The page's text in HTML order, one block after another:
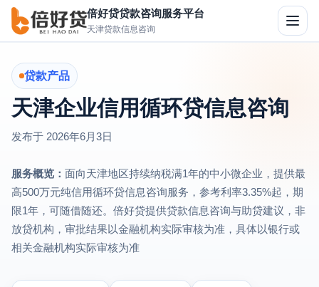
倍好贷贷款咨询服务平台
天津贷款信息咨询
切
换
贷款产品
天津企业信用循环贷信息咨询
发布于 2026年6月3日
服务概览： 面向天津地区持续纳税满1年的中小微企业，提供最
高500万元纯信用循环贷信息咨询服务，参考利率3.35%起，期
限1年，可随借随还。倍好贷提供贷款信息咨询与助贷建议，非
放贷机构，审批结果以金融机构实际审核为准，具体以银行或
相关金融机构实际审核为准